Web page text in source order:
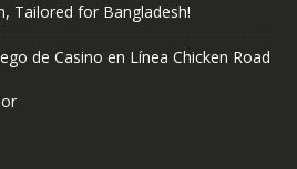
Tailored for Bangladesh!
de Casino en Línea Chicken Road